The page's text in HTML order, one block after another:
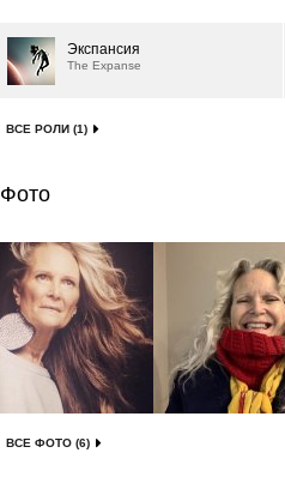
Экспансия
The Expanse
ВСЕ РОЛИ (1)
Фото
ВСЕ ФОТО (6)